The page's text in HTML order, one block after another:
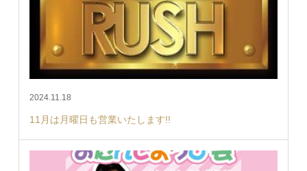
2024.11.18
11月は月曜日も営業いたします!!